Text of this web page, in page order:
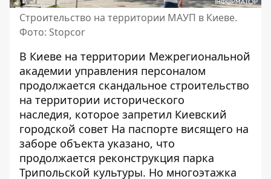
Строительство на территории МАУП в Киеве.
Фото: Stopcor
В Киеве на территории Межрегиональной
академии управления персоналом
продолжается скандальное строительство
на территории исторического
наследия, которое запретил Киевский
городской совет На паспорте висящего на
заборе объекта указано, что
продолжается реконструкция парка
Трипольской культуры. Но многоэтажка